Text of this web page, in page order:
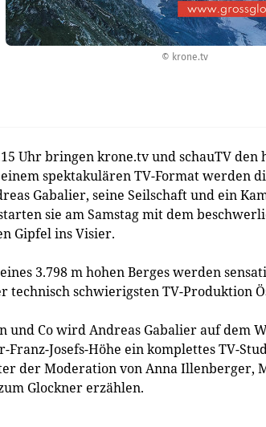
© krone.tv
Uhr bringen krone.tv und schauTV den
spektakulären TV-Format werden
Gabalier, seine Seilschaft und ein
sie am Samstag mit dem
Gipfel ins Visier.
3.798 m hohen Berges werden
technisch schwierigsten TV-Produktion
Co wird Andreas Gabalier auf dem
Josefs-Höhe ein komplettes TV-
der Moderation von Anna Illenberger,
Glockner erzählen.